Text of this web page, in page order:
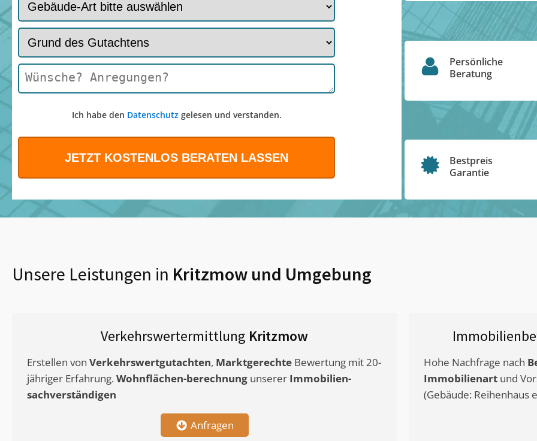
Ich habe den Datenschutzgelesen und verstanden.
Persönliche
Beratung
Bestpreis
Garantie
Unsere Leistungen in Kritzmow und Umgebung
Verkehrswertermittlung Kritzmow
Erstellen von Verkehrswertgutachten, Marktgerechte Bewertung mit 20-
jähriger Erfahrung. Wohnflächen-berechnung unserer Immobilien-
sachverständigen
Anfragen
Hohe Nachfrage nach
Immobilienart und
(Gebäude: Reihenhaus